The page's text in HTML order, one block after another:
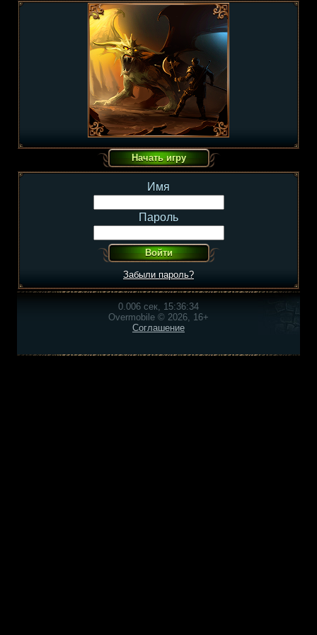
Имя
Пароль
Забыли пароль?
0.006 сек, 15:36:34
Overmobile © 2026, 16+
Соглашение